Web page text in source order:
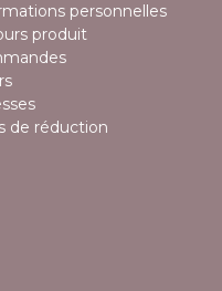
personnelles
produit
de réduction